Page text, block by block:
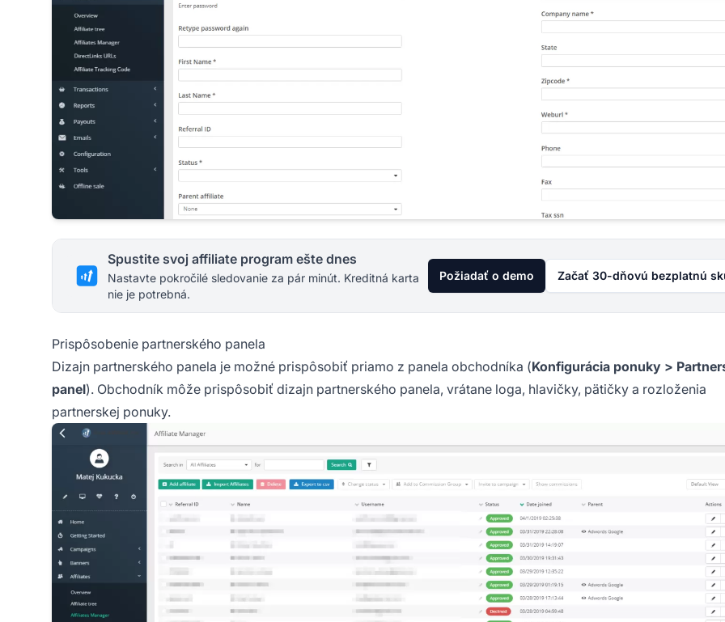
Spustite svoj affiliate program ešte dnes
Nastavte pokročilé sledovanie za pár minút. Kreditná karta
nie je potrebná.
Požiadať o demo Začať 30-dňovú bezplatnú
Prispôsobenie partnerského panela
Dizajn partnerského panela je možné prispôsobiť priamo z panela obchodníka (Konfigurácia ponuky >
panel). Obchodník môže prispôsobiť dizajn partnerského panela, vrátane loga, hlavičky, pätičky a rozloženia
partnerskej ponuky.